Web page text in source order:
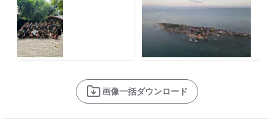
画像一括ダウンロード